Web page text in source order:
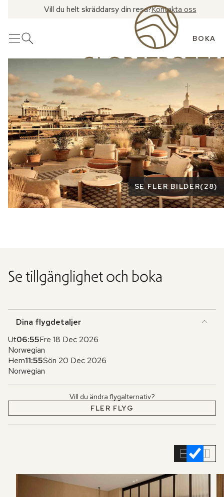
Vill du helt skräddarsy din resa?Kontakta oss
MenyÖppna sök BOKA
Se fler bilder
SE FLER BILDER(28)
Se tillgänglighet och boka
Dina flygdetaljer
Ut06:55Fre 18 Dec 2026
Norwegian
Hem11:55Sön 20 Dec 2026
Norwegian
Vill du ändra flygalternativ?
FLER FLYG